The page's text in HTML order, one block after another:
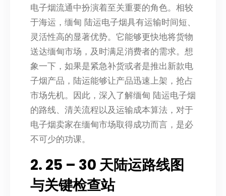
电子烟流通中扮演着至关重要的角色。相较
于海运，缅甸 陆运电子烟具有运输时间短、
灵活性高的显著优势。它能够更快地将货物
送达缅甸市场，及时满足消费者的需求。想
象一下，如果是紧急补货或者是推出新款电
子烟产品，陆运能够让产品迅速上架，抢占
市场先机。因此，深入了解缅甸 陆运电子烟
的路线、清关流程以及运输成本算法，对于
电子烟卖家在缅甸市场取得成功而言，是必
不可少的功课。
2. 25 – 30 天陆运路线图
与关键检查站